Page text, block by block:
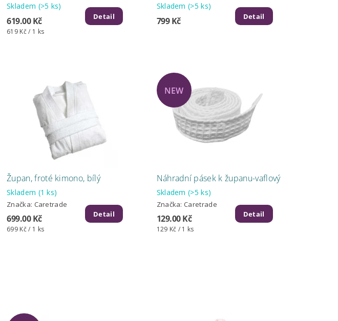
Skladem (>5 ks)
619.00 Kč
619 Kč / 1 ks
Detail
Skladem(>5 ks)
799 Kč Detail
Župan, froté kimono, bílý
Skladem (1 ks)
Značka: Caretrade
699.00 Kč
699 Kč / 1 ks
Detail
NEW
Náhradní pásek k županu-vaflový
Skladem(>5 ks)
Značka: Caretrade
129.00 Kč
129 Kč / 1 ks
Detail